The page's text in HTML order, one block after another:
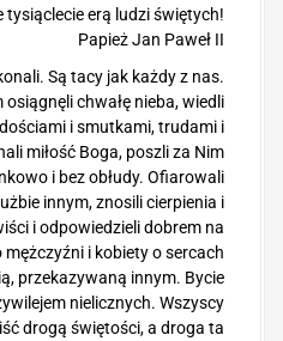
tysiąclecie erą ludzi świętych!
Papież Jan Paweł II
Są tacy jak każdy z nas.
chwałę nieba, wiedli
i smutkami, trudami i
miłość Boga, poszli za Nim
i bez obłudy. Ofiarowali
innym, znosili cierpienia i
i odpowiedzieli dobrem na
mężczyźni i kobiety o sercach
przekazywaną innym. Bycie
nielicznych. Wszyscy
drogą świętości, a droga ta